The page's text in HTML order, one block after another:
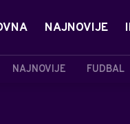
NAJNOVIJE
NAJNOVIJE FUDBAL